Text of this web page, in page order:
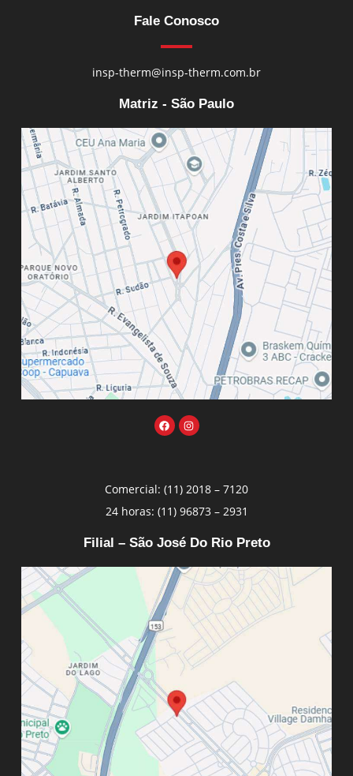
Fale Conosco
insp-therm@insp-therm.com.br
Matriz - São Paulo
Comercial: (11) 2018 – 7120
24 horas: (11) 96873 – 2931
Filial – São José Do Rio Preto